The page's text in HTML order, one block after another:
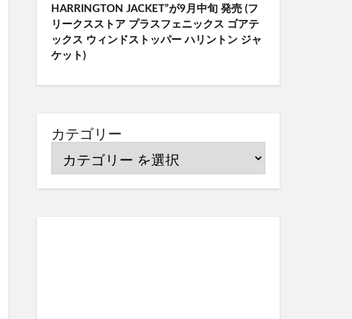
HARRINGTON JACKET”が9月中旬 発売 (フ
リークスストア プラスフェニックス ゴアテ
ックス ウィンドストッパー ハリントン ジャ
ケット)
カテゴリー